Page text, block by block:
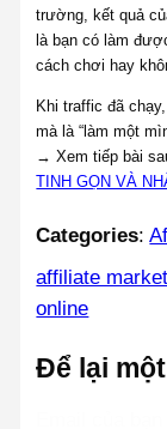
trường, kết quả
là bạn có làm
cách chơi hay
Khi traffic đã
mà là “làm một
→ Xem tiếp bài
TINH GỌN VÀ
Categories:
affiliate
online
Để lại